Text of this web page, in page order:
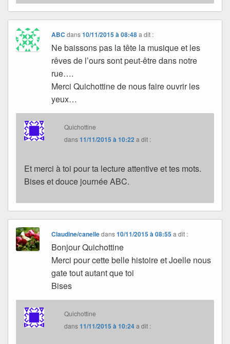
ABC dans10/11/2015 à 08:48 a dit :
Ne baissons pas la tête la musique et les
rêves de l’ours sont peut-être dans notre
rue….
Merci Quichottine de nous faire ouvrir les
yeux…
Quichottine
dans11/11/2015 à 10:22 a dit :
Et merci à toi pour ta lecture attentive et tes mots.
Bises et douce journée ABC.
Claudine/canelledans10/11/2015 à 08:55 a dit :
Bonjour Quichottine
Merci pour cette belle histoire et Joelle nous
gate tout autant que toi
Bises
Quichottine
dans11/11/2015 à 10:24a dit :